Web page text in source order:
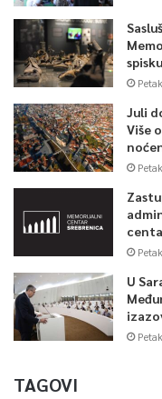
Juli
Više
U
TAGOVI